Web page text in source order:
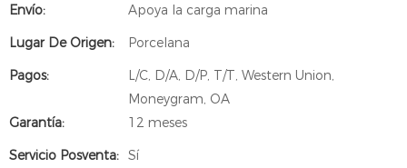
Envío:
Apoya la carga marina
Lugar De Origen:
Porcelana
Pagos:
L/C, D/A, D/P, T/T, Western Union,
Moneygram, OA
Garantía:
12 meses
Servicio Posventa: Sí